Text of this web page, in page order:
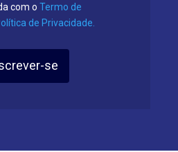
com o Termo de
de Privacidade.
se